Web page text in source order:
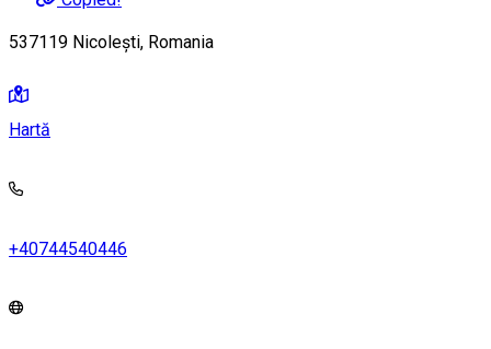
537119 Nicolești, Romania
Hartă
+40744540446